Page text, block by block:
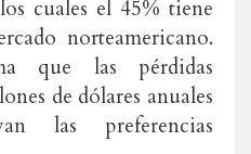
cuales el 45% tiene
norteamericano.
que las pérdidas
de dólares anuales
las preferencias